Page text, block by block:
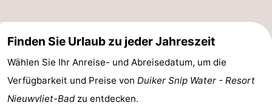
Finden Sie Urlaub zu jeder Jahreszeit
Wählen Sie Ihr Anreise- und Abreisedatum, um die
Verfügbarkeit und Preise von Duiker Snip Water - Resort
Nieuwvliet-Badzu entdecken.